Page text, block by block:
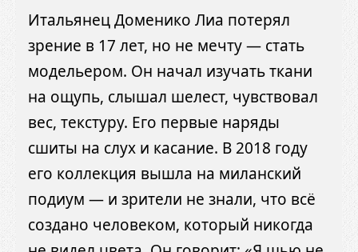
Итальянец Доменико Лиа потерял
зрение в 17 лет, но не мечту — стать
модельером. Он начал изучать ткани
на ощупь, слышал шелест, чувствовал
вес, текстуру. Его первые наряды
сшиты на слух и касание. В 2018 году
его коллекция вышла на миланский
подиум — и зрители не знали, что всё
создано человеком, который никогда